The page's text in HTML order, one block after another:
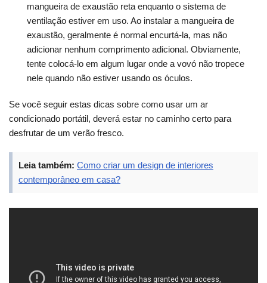
mangueira de exaustão reta enquanto o sistema de
ventilação estiver em uso. Ao instalar a mangueira de
exaustão, geralmente é normal encurtá-la, mas não
adicionar nenhum comprimento adicional. Obviamente,
tente colocá-lo em algum lugar onde a vovó não tropece
nele quando não estiver usando os óculos.
Se você seguir estas dicas sobre como usar um ar
condicionado portátil, deverá estar no caminho certo para
desfrutar de um verão fresco.
Leia também: Como criar um design de interiores
contemporâneo em casa?